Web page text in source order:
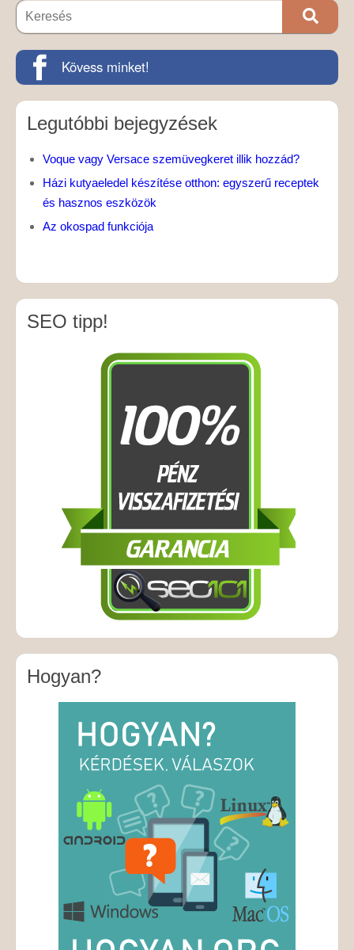
Kövess minket!
Legutóbbi bejegyzések
Voque vagy Versace szemüvegkeret illik hozzád?
Házi kutyaeledel készítése otthon: egyszerű receptek
és hasznos eszközök
Az okospad funkciója
SEO tipp!
Hogyan?